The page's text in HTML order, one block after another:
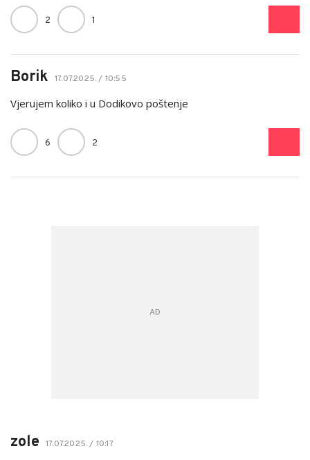
2 1
Borik 17.07.2025. / 10:55
Vjerujem koliko i u Dodikovo poštenje
6 2
zole 17.07.2025. / 10:17